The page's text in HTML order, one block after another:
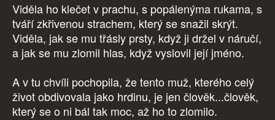
Viděla ho klečet v prachu, s popálenýma rukama, s
tváří zkřivenou strachem, který se snažil skrýt.
Viděla, jak se mu třásly prsty, když ji držel v náručí,
a jak se mu zlomil hlas, když vyslovil její jméno.
A v tu chvíli pochopila, že tento muž, kterého celý
život obdivovala jako hrdinu, je jen člověk...člověk,
který se o ni bál tak moc, až ho to zlomilo.